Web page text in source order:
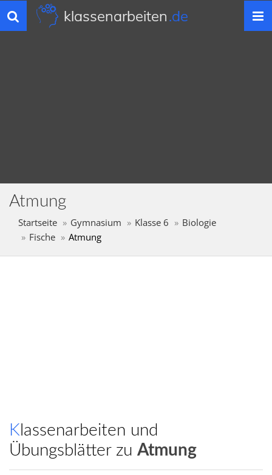
Toggle
navigation
klassenarbeiten.de
Atmung
Startseite Gymnasium Klasse 6
Biologie
Fische
Atmung
Klassenarbeiten und
Übungsblätter zu Atmung